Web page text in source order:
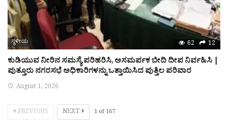
ಸ್ಥಳೀಯ 62 12
ಕುಡಿಯುವ ನೀರಿನ ಸಮಸ್ಯೆ ಪರಿಹರಿಸಿ, ಅಸಮರ್ಪಕ ಬೀದಿ ದೀಪ ನಿರ್ವಹಿಸಿ |
ಪುತ್ತೂರು ನಗರಸಭೆ ಅಧಿಕಾರಿಗಳನ್ನು ಒತ್ತಾಯಿಸಿದ ಪುತ್ತಿಲ ಪರಿವಾರ
August 1, 2026
PREVIOUS NEXT 1 of 167